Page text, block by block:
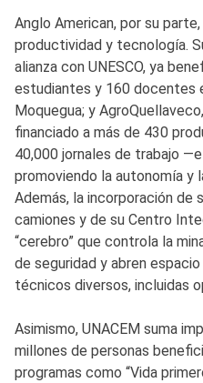
Anglo American, por su
productividad y tecnología.
alianza con UNESCO, ya
estudiantes y 160 docentes
Moquegua; y
financiado a más de 430
40,000 jornales de trabajo
promoviendo la autonomía y
Además, la incorporación de
camiones y de su Centro
“cerebro” que controla la
de seguridad y abren
técnicos diversos, incluidas
Asimismo, UNACEM suma
millones de personas
programas como “Vida